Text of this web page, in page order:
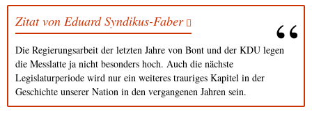
Zitat von Eduard Syndikus-Faber
Die Regierungsarbeit der letzten Jahre von Bont und der KDU legen
die Messlatte ja nicht besonders hoch. Auch die nächste
Legislaturperiode wird nur ein weiteres trauriges Kapitel in der
Geschichte unserer Nation in den vergangenen Jahren sein.